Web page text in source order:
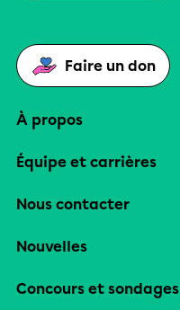
Faire un don
À propos
Équipe et carrières
Nous contacter
Nouvelles
Concours et sondages